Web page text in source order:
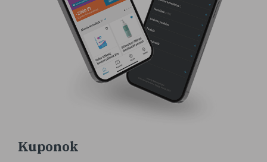
Kuponok